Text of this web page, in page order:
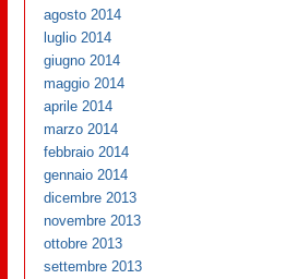
agosto 2014
luglio 2014
giugno 2014
maggio 2014
aprile 2014
marzo 2014
febbraio 2014
gennaio 2014
dicembre 2013
novembre 2013
ottobre 2013
settembre 2013